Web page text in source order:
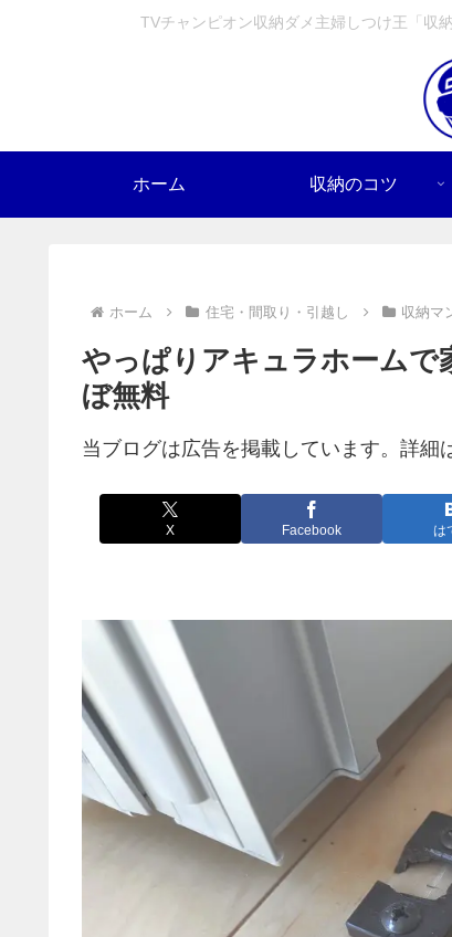
TVチャンピオン収納ダメ主婦しつけ王「収
ホーム 収納のコツ
ホーム 住宅・間取り・引越し 収納マ
やっぱりアキュラホームで
ぼ無料
当ブログは広告を掲載しています。詳細
X Facebook は